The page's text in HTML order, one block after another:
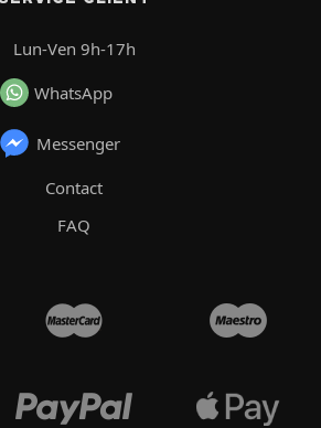
Lun-Ven 9h-17h
WhatsApp
Messenger
Contact
FAQ